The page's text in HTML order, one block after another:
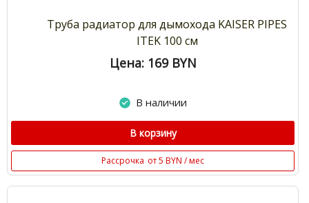
Труба радиатор для дымохода KAISER PIPES
ITEK 100 см
Цена: 169 BYN
В наличии
В корзину
Рассрочка от 5 BYN / мес